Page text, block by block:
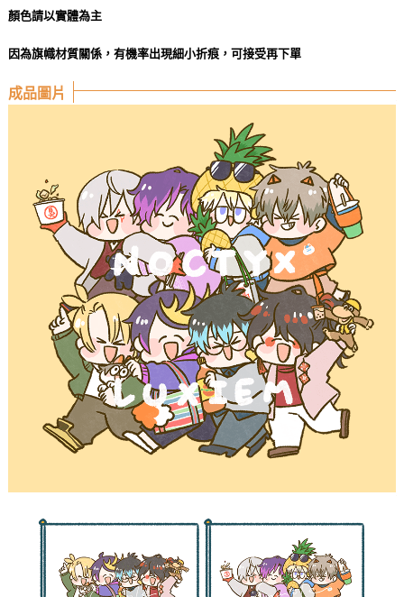
顏色請以實體為主
因為旗幟材質關係，有機率出現細小折痕，可接受再下單
成品圖片